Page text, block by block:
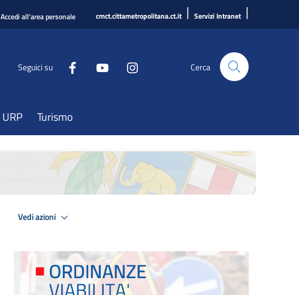
Accedi all'area personale cmct.cittametropolitana.ct.it | Servizi Intranet |
Seguici su Cerca
URP Turismo
Vedi azioni